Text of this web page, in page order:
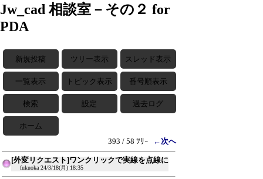
Jw_cad 相談室－その２ for
PDA
新規投稿 ツリー表示 スレッド表示
一覧表示 トピック表示 番号順表示
検索 設定 過去ログ
ホーム
393 / 58 ﾂﾘｰ
←次へ
[外変リクエスト]ワンクリックで実線を点線に
fukuoka 24/3/18(月) 18:35